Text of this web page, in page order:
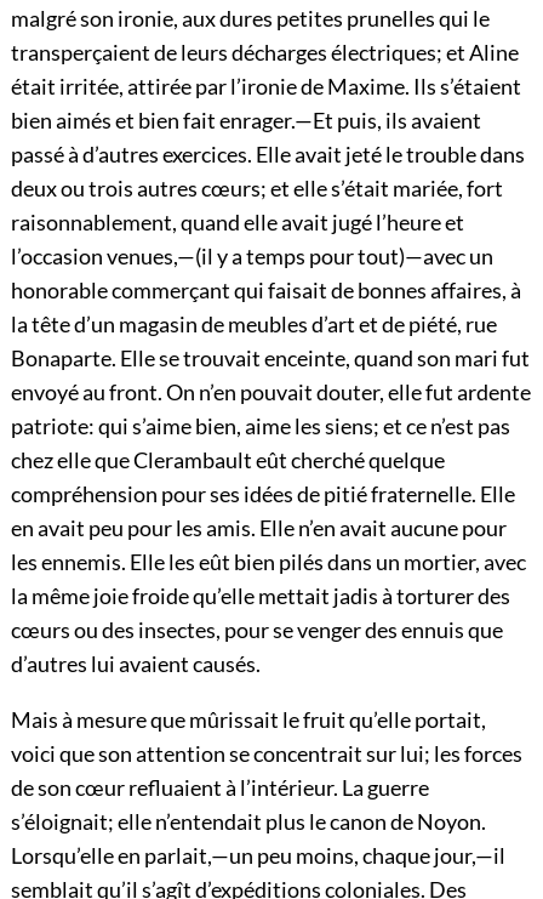
malgré son ironie, aux dures petites prunelles qui le
transperçaient de leurs décharges électriques; et Aline
était irritée, attirée par l’ironie de Maxime. Ils s’étaient
bien aimés et bien fait enrager.—Et puis, ils avaient
passé à d’autres exercices. Elle avait jeté le trouble dans
deux ou trois autres cœurs; et elle s’était mariée, fort
raisonnablement, quand elle avait jugé l’heure et
l’occasion venues,—(il y a temps pour tout)—avec un
honorable commerçant qui faisait de bonnes affaires, à
la tête d’un magasin de meubles d’art et de piété, rue
Bonaparte. Elle se trouvait enceinte, quand son mari fut
envoyé au front. On n’en pouvait douter, elle fut ardente
patriote: qui s’aime bien, aime les siens; et ce n’est pas
chez elle que Clerambault eût cherché quelque
compréhension pour ses idées de pitié fraternelle. Elle
en avait peu pour les amis. Elle n’en avait aucune pour
les ennemis. Elle les eût bien pilés dans un mortier, avec
la même joie froide qu’elle mettait jadis à torturer des
cœurs ou des insectes, pour se venger des ennuis que
d’autres lui avaient causés.
Mais à mesure que mûrissait le fruit qu’elle portait,
voici que son attention se concentrait sur lui; les forces
de son cœur refluaient à l’intérieur. La guerre
s’éloignait; elle n’entendait plus le canon de Noyon.
Lorsqu’elle en parlait,—un peu moins, chaque jour,—il
semblait qu’il s’agît d’expéditions coloniales. Des